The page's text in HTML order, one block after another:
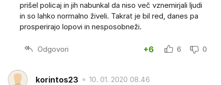
prišel policaj in jih nabunkal da niso več vznemirjali ljudi
in so lahko normalno živeli. Takrat je bil red, danes pa
prosperirajo lopovi in nesposobneži.
Odgovori +6 6 0
korintos23 10. 01. 2020 08.46